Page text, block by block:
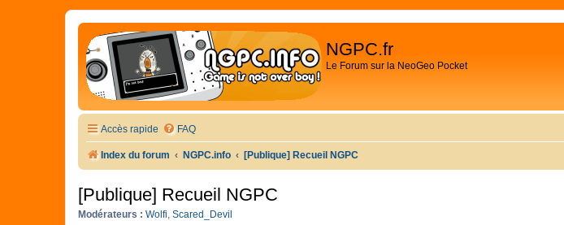
NGPC.fr
Le Forum sur la NeoGeo Pocket
Accès rapide FAQ
Index du forum NGPC.info [Publique] Recueil NGPC
[Publique] Recueil NGPC
Modérateurs : Wolfi, Scared_Devil